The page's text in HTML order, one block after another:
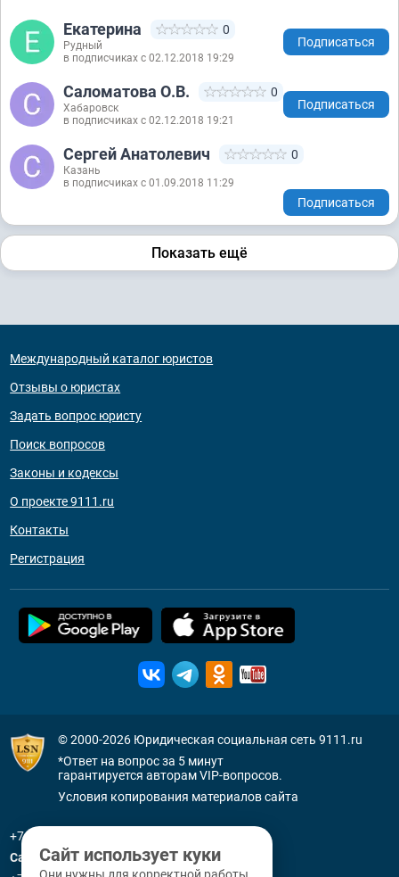
Екатерина 0
Рудный
в подписчиках с 02.12.2018 19:29
Подписаться
Саломатова О.В. 0
Хабаровск
в подписчиках с 02.12.2018 19:21
Подписаться
Сергей Анатолевич 0
Казань
в подписчиках с 01.09.2018 11:29
Подписаться
Показать ещё
Международный каталог юристов
Отзывы о юристах
Задать вопрос юристу
Поиск вопросов
Законы и кодексы
О проекте 9111.ru
Контакты
Регистрация
© 2000-2026 Юридическая социальная сеть 9111.ru
*Ответ на вопрос за 5 минут
гарантируется авторам VIP-вопросов.
Условия копирования материалов сайта
+7 (800) 505-91-11
Санкт-Петербург
Сайт использует куки